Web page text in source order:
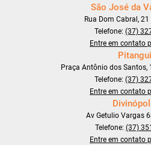
São José da
Rua Dom Cabral,
Telefone: (37)
Entre em contato
Pitangui
Praça Antônio dos Santos,
Telefone: (37)
Entre em contato
Av Getulio Vargas
Telefone: (37)
Entre em contato